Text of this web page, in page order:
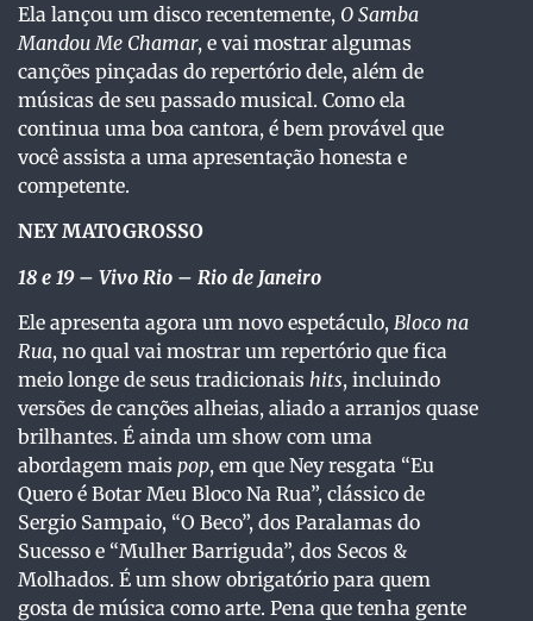
Ela lançou um disco recentemente, O Samba
Mandou Me Chamar, e vai mostrar algumas
canções pinçadas do repertório dele, além de
músicas de seu passado musical. Como ela
continua uma boa cantora, é bem provável que
você assista a uma apresentação honesta e
competente.
NEY MATOGROSSO
18 e 19 – Vivo Rio – Rio de Janeiro
Ele apresenta agora um novo espetáculo, Bloco na
Rua, no qual vai mostrar um repertório que fica
meio longe de seus tradicionais hits, incluindo
versões de canções alheias, aliado a arranjos quase
brilhantes. É ainda um show com uma
abordagem mais pop, em que Ney resgata “Eu
Quero é Botar Meu Bloco Na Rua”, clássico de
Sergio Sampaio, “O Beco”, dos Paralamas do
Sucesso e “Mulher Barriguda”, dos Secos &
Molhados. É um show obrigatório para quem
gosta de música como arte. Pena que tenha gente